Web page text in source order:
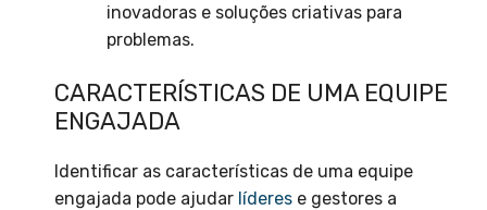
inovadoras e soluções criativas para
problemas.
CARACTERÍSTICAS DE UMA EQUIPE
ENGAJADA
Identificar as características de uma equipe
engajada pode ajudar líderes e gestores a